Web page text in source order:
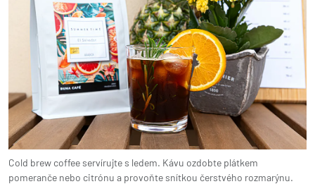
Cold brew coffee servírujte s ledem. Kávu ozdobte plátkem
pomeranče nebo citrónu a provoňte snítkou čerstvého rozmarýnu.